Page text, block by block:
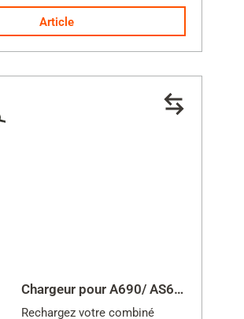
Alimentation incluse
Article
Chargeur pour A690/ AS690H/ A690HX
Rechargez votre combiné